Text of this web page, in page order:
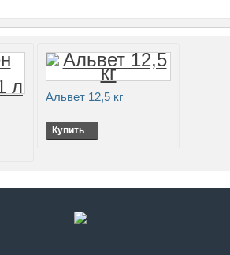
Альвет 12,5 кг
Купить